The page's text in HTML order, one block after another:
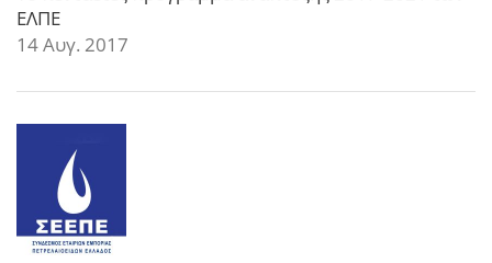
ΕΛΠΕ
14 Αυγ. 2017